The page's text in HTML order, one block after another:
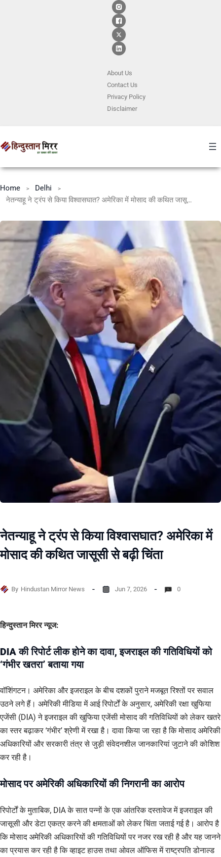
About Us
ContactUs
Privacy Policy
Disclaimer
Home
Delhi
नेतन्याहू ने ट्रंप से किया विश्वासघात? अमेरिका में मोसाद की कथित जासूसी से बढ़ी चिंता
नेतन्याहू ने ट्रंप से किया विश्वासघात? अमेरिका में
मोसाद की कथित जासूसी से बढ़ी चिंता
By Hindustan Mirror News Jun 7, 2026 0
हिन्दुस्तान मिरर न्यूज:
DIA की रिपोर्ट लीक होने का दावा, इजराइल की गतिविधियों को
‘गंभीर खतरा’ बताया गया
वॉशिंगटन। अमेरिका और इजराइल के बीच दशकों पुराने मजबूत रिश्तों पर सवाल
उठने लगे हैं। अमेरिकी मीडिया में आई रिपोर्टों के अनुसार, अमेरिकी रक्षा खुफिया
एजेंसी (DIA) ने इजराइल की खुफिया एजेंसी मोसाद की गतिविधियों को लेकर खतरे
का स्तर बढ़ाकर ‘गंभीर’ श्रेणी में रखा है। दावा किया जा रहा है कि मोसाद अमेरिकी
अधिकारियों और सरकारी तंत्र से जुड़ी संवेदनशील जानकारियां जुटाने की कोशिश
कर रही है।
मोसाद पर अमेरिकी अधिकारियों की निगरानी का आरोप
रिपोर्टों के मुताबिक, DIA के सात पन्नों के एक आंतरिक दस्तावेज में इजराइल की
जासूसी और डेटा एकत्र करने की क्षमताओं को लेकर चिंता जताई गई है। आरोप है
कि मोसाद अमेरिकी अधिकारियों की गतिविधियों पर नजर रख रही है और यह जानने
का प्रयास कर रही है कि व्हाइट हाउस तथा ओवल ऑफिस में राष्ट्रपति डोनाल्ड